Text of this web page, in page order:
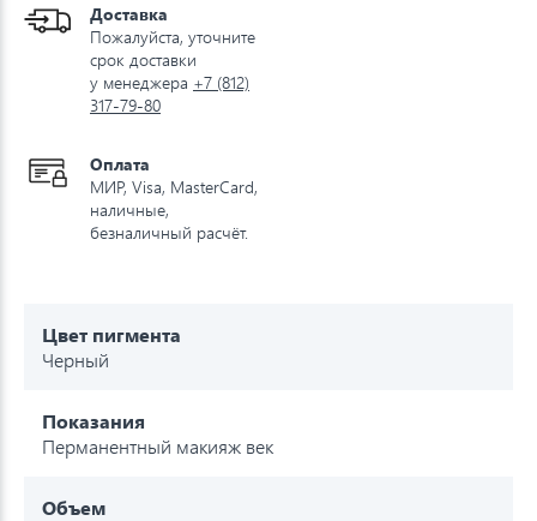
Доставка
Пожалуйста, уточните
срок доставки
у менеджера +7 (812)
317-79-80
Оплата
МИР, Visa, MasterCard,
наличные,
безналичный расчёт.
Цвет пигмента
Черный
Показания
Перманентный макияж век
Объем